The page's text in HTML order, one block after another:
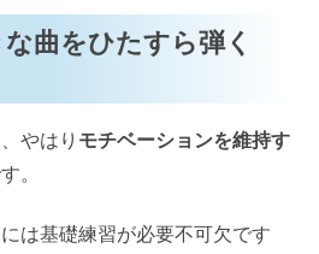
な曲をひたすら弾く
やはり モチベーションを維持す
。
は基礎練習が必要不可欠です